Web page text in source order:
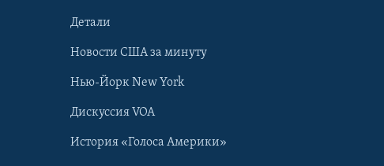
Детали
Новости США за минуту
Нью-Йорк New York
Дискуссия VOA
История «Голоса Америки»